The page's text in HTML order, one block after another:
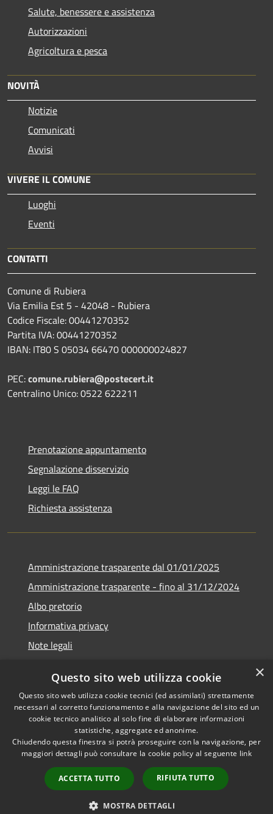
Salute, benessere e assistenza
Autorizzazioni
Agricoltura e pesca
NOVITÀ
Notizie
Comunicati
Avvisi
VIVERE IL COMUNE
Luoghi
Eventi
CONTATTI
Comune di Rubiera
Via Emilia Est 5 - 42048 - Rubiera
Codice Fiscale: 00441270352
Partita IVA: 00441270352
IBAN: IT80 S 05034 66470 000000024827
PEC:comune.rubiera@postecert.it
Centralino Unico: 0522 622211
Prenotazione appuntamento
Segnalazione disservizio
Leggi le FAQ
Richiesta assistenza
Amministrazione trasparente dal 01/01/2025
Amministrazione trasparente - fino al 31/12/2024
Albo pretorio
Informativa privacy
Note legali
Piano di miglioramento del sito
RSS
Accessibilità
Copyright © 2026 • Comune di
Rubiera • Powered by
Municipium•
Accesso
redazione
×
Questo sito web utilizza cookie
Questo sito web utilizza cookie tecnici (ed assimilati) strettamente
necessari al corretto funzionamento e alla navigazione del sito ed un
cookie tecnico analitico al solo fine di elaborare informazioni
statistiche, aggregate ed anonime.
Chiudendo questa finestra si potrà proseguire con la navigazione, per
maggiori dettagli può consultare la cookie policy al seguente link
ACCETTA TUTTO RIFIUTA TUTTO
MOSTRA DETTAGLI